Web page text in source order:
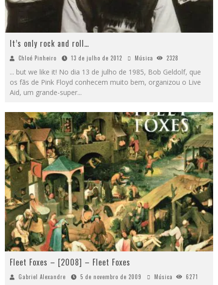
It’s only rock and roll…
Chloé Pinheiro 13 de julho de 2012 Música 2328
... but we like it! No dia 13 de julho de 1985, Bob Geldolf, que
os fãs de Pink Floyd conhecem muito bem, organizou o Live
Aid, um grande-super...
Fleet Foxes – [2008] – Fleet Foxes
Gabriel Alexandre 5 de novembro de 2009 Música 6271